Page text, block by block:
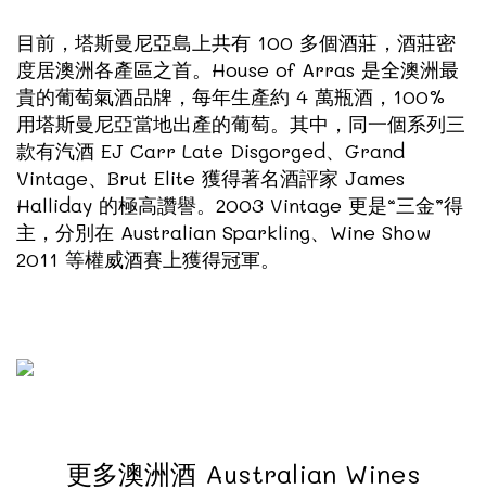
目前，塔斯曼尼亞島上共有 100 多個酒莊，酒莊密
度居澳洲各產區之首。House of Arras 是全澳洲最
貴的葡萄氣酒品牌，每年生產約 4 萬瓶酒，100%
用塔斯曼尼亞當地出產的葡萄。其中，同一個系列三
款有汽酒 EJ Carr Late Disgorged、Grand
Vintage、Brut Elite 獲得著名酒評家 James
Halliday 的極高讚譽。2003 Vintage 更是“三金”得
主，分別在 Australian Sparkling、Wine Show
2011 等權威酒賽上獲得冠軍。
更多澳洲酒 Australian Wines